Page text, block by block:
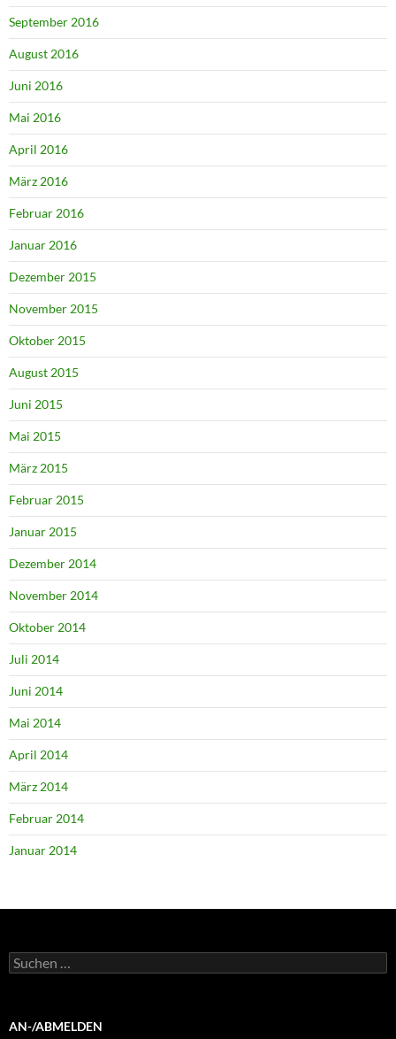
September 2016
August 2016
Juni 2016
Mai 2016
April 2016
März 2016
Februar 2016
Januar 2016
Dezember 2015
November 2015
Oktober 2015
August 2015
Juni 2015
Mai 2015
März 2015
Februar 2015
Januar 2015
Dezember 2014
November 2014
Oktober 2014
Juli 2014
Juni 2014
Mai 2014
April 2014
März 2014
Februar 2014
Januar 2014
Suchen
nach:
AN-/ABMELDEN